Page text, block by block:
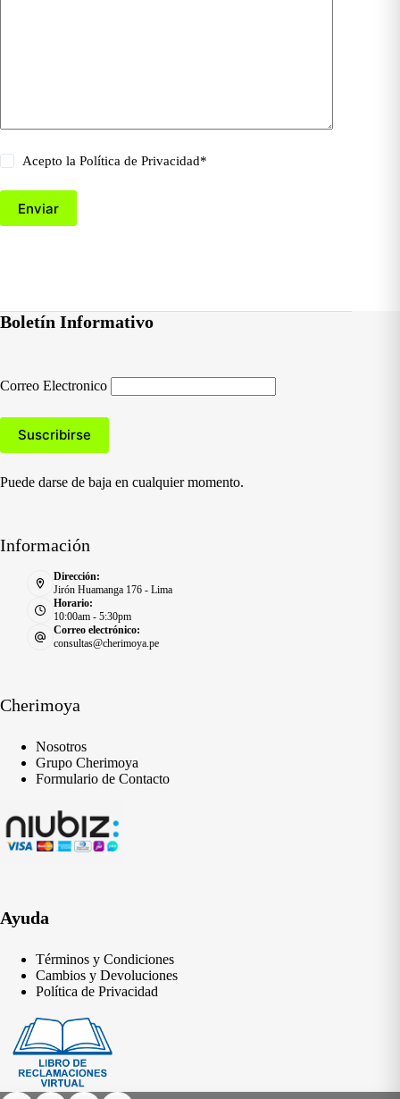
Acepto laPolítica de Privacidad*
Enviar
Boletín Informativo
Correo Electronico
Puede darse de baja en cualquier momento.
Información
Dirección:
Jirón Huamanga 176 - Lima
Horario:
10:00am - 5:30pm
Correo electrónico:
consultas@cherimoya.pe
Cherimoya
Nosotros
Grupo Cherimoya
Formulario de Contacto
Ayuda
Términos y Condiciones
Cambios y Devoluciones
Política de Privacidad